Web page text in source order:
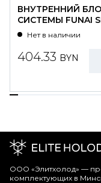
ВНУТРЕННИЙ
СИСТЕМЫ FUNAI
SG25HP.D01/S
Нет в наличии
404.33 BYN
ООО «Элитхолод» ―
комплектующих в